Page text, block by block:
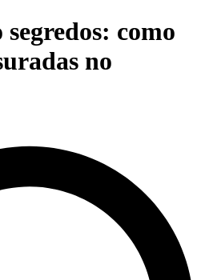
como
no